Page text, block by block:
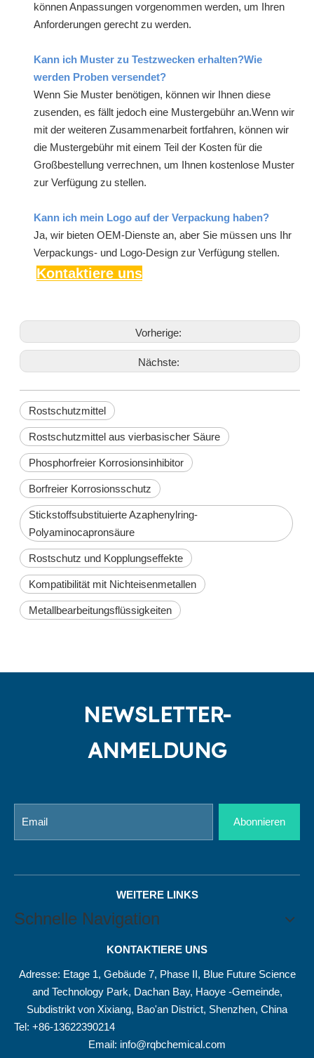
können Anpassungen vorgenommen werden, um Ihren
Anforderungen gerecht zu werden.
Kann ich Muster zu Testzwecken erhalten?Wie
werden Proben versendet?
Wenn Sie Muster benötigen, können wir Ihnen diese
zusenden, es fällt jedoch eine Mustergebühr an.Wenn wir
mit der weiteren Zusammenarbeit fortfahren, können wir
die Mustergebühr mit einem Teil der Kosten für die
Großbestellung verrechnen, um Ihnen kostenlose Muster
zur Verfügung zu stellen.
Kann ich mein Logo auf der Verpackung haben?
Ja, wir bieten OEM-Dienste an, aber Sie müssen uns Ihr
Verpackungs- und Logo-Design zur Verfügung stellen.
Kontaktiere uns
Vorherige:
Nächste:
Rostschutzmittel
Rostschutzmittel aus vierbasischer Säure
Phosphorfreier Korrosionsinhibitor
Borfreier Korrosionsschutz
Stickstoffsubstituierte Azaphenylring-
Polyaminocapronsäure
Rostschutz und Kopplungseffekte
Kompatibilität mit Nichteisenmetallen
Metallbearbeitungsflüssigkeiten
NEWSLETTER-
ANMELDUNG
Abonnieren
WEITERE LINKS
Schnelle Navigation
KONTAKTIERE UNS
Adresse: Etage 1, Gebäude 7, Phase II, Blue Future Science
and Technology Park, Dachan Bay, Haoye -Gemeinde,
Subdistrikt von Xixiang, Bao'an District, Shenzhen, China
Tel: +86-13622390214
Email: info@rqbchemical.com